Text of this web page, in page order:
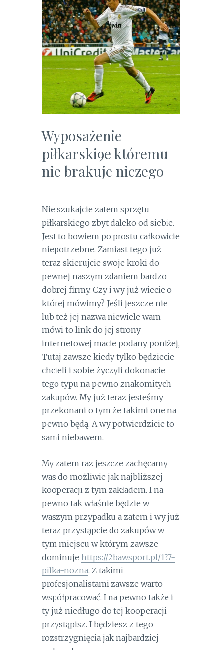
Wyposażenie
piłkarski9e któremu
nie brakuje niczego
Nie szukajcie zatem sprzętu
piłkarskiego zbyt daleko od siebie.
Jest to bowiem po prostu całkowicie
niepotrzebne. Zamiast tego już
teraz skierujcie swoje kroki do
pewnej naszym zdaniem bardzo
dobrej firmy. Czy i wy już wiecie o
której mówimy? Jeśli jeszcze nie
lub też jej nazwa niewiele wam
mówi to link do jej strony
internetowej macie podany poniżej,
Tutaj zawsze kiedy tylko będziecie
chcieli i sobie życzyli dokonacie
tego typu na pewno znakomitych
zakupów. My już teraz jesteśmy
przekonani o tym że takimi one na
pewno będą. A wy potwierdzicie to
sami niebawem.
My zatem raz jeszcze zachęcamy
was do możliwie jak najbliższej
kooperacji z tym zakładem. I na
pewno tak właśnie będzie w
waszym przypadku a zatem i wy już
teraz przystąpcie do zakupów w
tym miejscu w którym zawsze
dominuje https://2bawsport.pl/137-
pilka-nozna. Z takimi
profesjonalistami zawsze warto
współpracować. I na pewno także i
ty już niedługo do tej kooperacji
przystąpisz. I będziesz z tego
rozstrzygnięcia jak najbardziej